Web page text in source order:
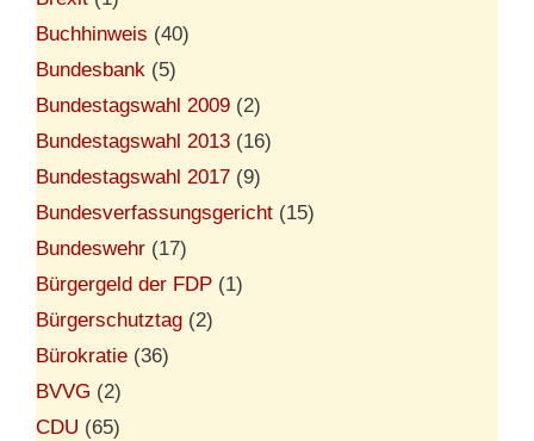
Buchhinweis (40)
Bundesbank (5)
Bundestagswahl 2009 (2)
Bundestagswahl 2013 (16)
Bundestagswahl 2017 (9)
Bundesverfassungsgericht (15)
Bundeswehr (17)
Bürgergeld der FDP (1)
Bürgerschutztag (2)
Bürokratie (36)
BVVG (2)
CDU (65)